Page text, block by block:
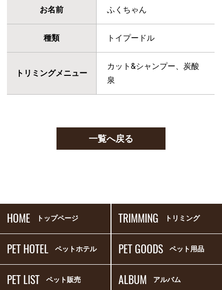
お名前 ふくちゃん
種類 トイプードル
トリミングメニュー
カット&シャンプー、炭酸
泉
一覧へ戻る
HOME トップページ TRIMMING トリミング
PET HOTEL ペットホテル PET GOODS ペット用品
PET LIST ペット販売 ALBUM アルバム